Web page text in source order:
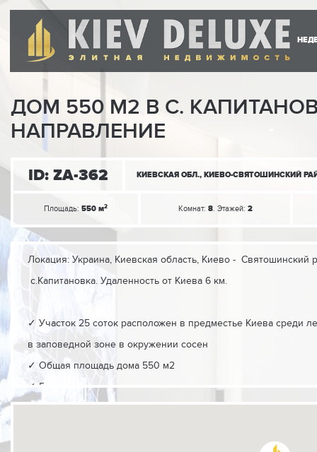
ДОМ 550 М2 В С.
НАПРАВЛЕНИЕ
ID: ZA-362
Площадь: 550 м2 Комнат: 8. Этажей: 2
Локация: Украина, Киевская область, Киево - Святошинский
с.Капитановка. Удаленность от Киева 6 км.
✓ Участок 25 соток расположен в предместье
в заповедной зоне в окружении сосен
✓ Общая площадь дома 550 м2
✓ 5 спален
✓ Гараж 60 м2 и парковка для гостей